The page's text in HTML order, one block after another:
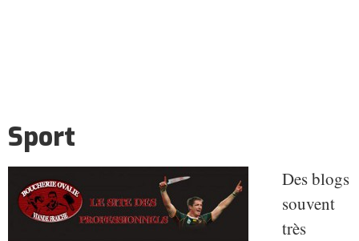
Sport
Des blogs
souvent
très